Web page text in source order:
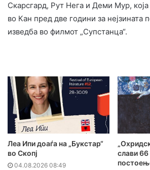
Скарсгард, Рут Нега и Деми Мур,
во Кан пред две години за нејзината
изведба во филмот „Супстанца“.
Леа Ипи доаѓа на „Букстар“
во Скопј
04.08.2026 08:49
слави